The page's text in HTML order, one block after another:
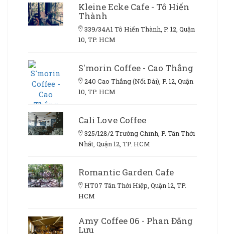
Kleine Ecke Cafe - Tô Hiến
Thành
339/34A1 Tô Hiến Thành, P. 12, Quận
10, TP. HCM
S'morin Coffee - Cao Thắng
240 Cao Thắng (Nối Dài), P. 12, Quận
10, TP. HCM
Cali Love Coffee
325/128/2 Trường Chinh, P. Tân Thới
Nhất, Quận 12, TP. HCM
Romantic Garden Cafe
HT07 Tân Thới Hiệp, Quận 12, TP.
HCM
Amy Coffee 06 - Phan Đăng
Lưu